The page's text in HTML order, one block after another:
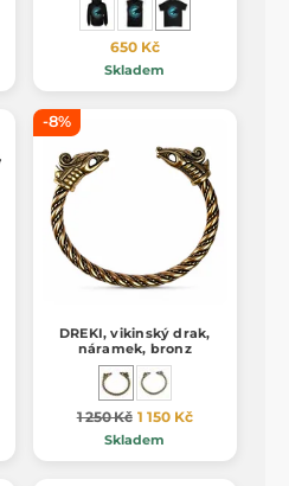
650 Kč
Skladem
-8%
DREKI, vikinský drak,
náramek, bronz
1 250 Kč 1 150 Kč
Skladem